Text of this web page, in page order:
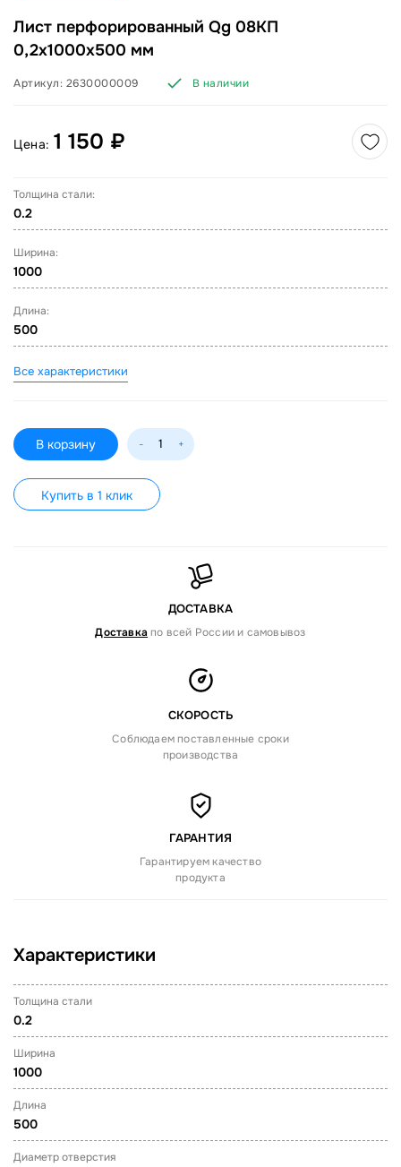
Лист перфорированный Qg 08КП
0,2х1000х500 мм
Артикул: 2630000009 В наличии
Цена: 1 150 ₽
Толщина стали:
0.2
Ширина:
1000
Длина:
500
Все характеристики
В корзину - +
Купить в 1 клик
ДОСТАВКА
Доставка по всей России и самовывоз
СКОРОСТЬ
Соблюдаем поставленные сроки
производства
ГАРАНТИЯ
Гарантируем качество
продукта
Характеристики
Толщина стали
0.2
Ширина
1000
Длина
500
Диаметр отверстия